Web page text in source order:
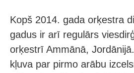
Kopš 2014. gada orķestra
gadus ir arī regulārs
orķestrī Ammānā,
kļuva par pirmo arābu